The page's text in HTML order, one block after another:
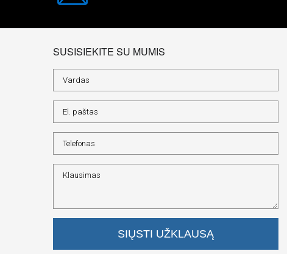
SUSISIEKITE SU MUMIS
SIŲSTI UŽKLAUSĄ